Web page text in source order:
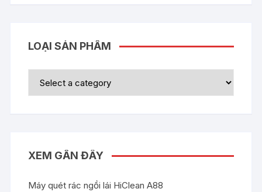
LOẠI SẢN PHẨM
XEM GẦN ĐÂY
Máy quét rác ngồi lái HiClean A88